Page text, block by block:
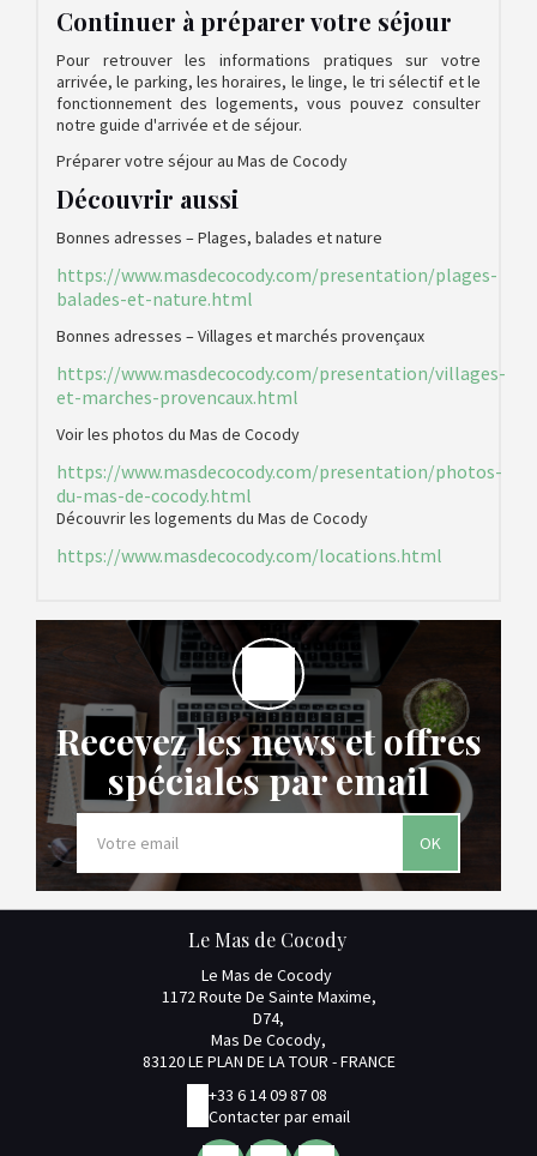
Continuer à préparer votre séjour
Pour retrouver les informations pratiques sur votre
arrivée, le parking, les horaires, le linge, le tri sélectif et le
fonctionnement des logements, vous pouvez consulter
notre guide d'arrivée et de séjour.
Préparer votre séjour au Mas de Cocody
Découvrir aussi
Bonnes adresses – Plages, balades et nature
https://www.masdecocody.com/presentation/plages-
balades-et-nature.html
Bonnes adresses – Villages et marchés provençaux
https://www.masdecocody.com/presentation/villages-
et-marches-provencaux.html
Voir les photos du Mas de Cocody
https://www.masdecocody.com/presentation/photos-
du-mas-de-cocody.html
Découvrir les logements du Mas de Cocody
https://www.masdecocody.com/locations.html
Recevez les news et offres
spéciales par email
OK
Le Mas de Cocody
Le Mas de Cocody
1172 Route De Sainte Maxime,
D74,
Mas De Cocody,
83120 LE PLAN DE LA TOUR - FRANCE
+33 6 14 09 87 08
Contacter par email